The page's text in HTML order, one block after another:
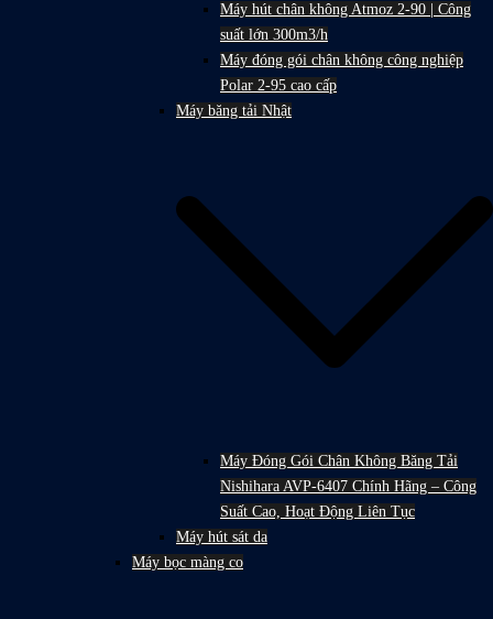
Máy hút chân không Atmoz 2-90 | Công
suất lớn 300m3/h
Máy đóng gói chân không công nghiệp
Polar 2-95 cao cấp
Máy băng tải Nhật
Máy Đóng Gói Chân Không Băng Tải
Nishihara AVP-6407 Chính Hãng – Công
Suất Cao, Hoạt Động Liên Tục
Máy hút sát da
Máy bọc màng co